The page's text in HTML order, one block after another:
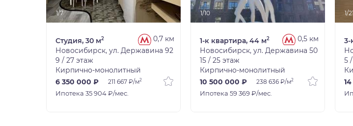
1/7
0,7 км
Студия, 30 м2
Новосибирск, ул. Державина 92
9 / 27 этаж
Кирпично-монолитный
6 350 000 ₽
211 667 ₽/м2
Ипотека 35 904 ₽/мес.
1/10
0,5 км
1-к квартира, 44 м2
Новосибирск, ул. Державина 50
15 / 25 этаж
Кирпично-монолитный
10 500 000 ₽
238 636 ₽/м2
Ипотека 59 369 ₽/мес.
1/21
3-
5